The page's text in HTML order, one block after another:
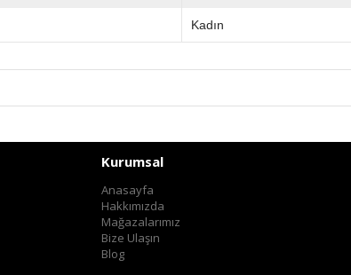
Kadın
Kurumsal
Anasayfa
Hakkımızda
Mağazalarımız
Bize Ulaşın
Blog